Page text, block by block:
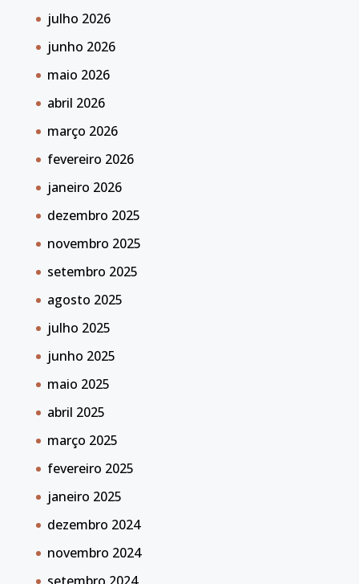
julho 2026
junho 2026
maio 2026
abril 2026
março 2026
fevereiro 2026
janeiro 2026
dezembro 2025
novembro 2025
setembro 2025
agosto 2025
julho 2025
junho 2025
maio 2025
abril 2025
março 2025
fevereiro 2025
janeiro 2025
dezembro 2024
novembro 2024